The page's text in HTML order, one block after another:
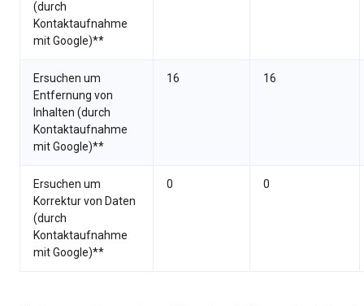
(durch
Kontaktaufnahme
mit Google)**
Ersuchen um
Entfernung von
Inhalten (durch
Kontaktaufnahme
mit Google)**
16 16
Ersuchen um
Korrektur von Daten
(durch
Kontaktaufnahme
mit Google)**
0 0